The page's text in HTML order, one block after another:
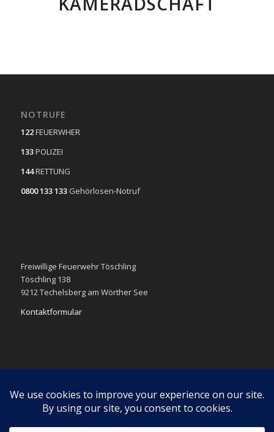
NOTRUFE
122FEUERWHER
133POLIZEI
144RETTUNG
0800 133 133 Gehörlosen-Notruf
Freiwillige Feuerwehr Töschling
Töschling 138
9212 Techelsberg am Wörther See
Kontaktformular
Datenschutzerklärung